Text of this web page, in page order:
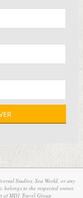
Studios, Sea World, or any
to the respected owner.
ofMD1 Travel Group